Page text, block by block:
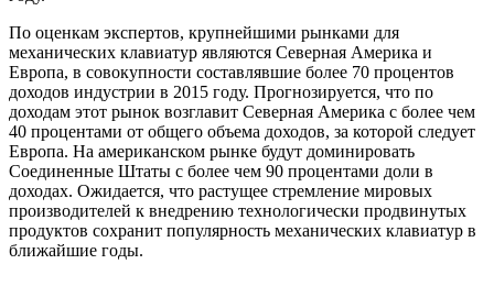
По оценкам экспертов, крупнейшими рынками для
механических клавиатур являются Северная Америка и
Европа, в совокупности составлявшие более 70 процентов
доходов индустрии в 2015 году. Прогнозируется, что по
доходам этот рынок возглавит Северная Америка с более чем
40 процентами от общего объема доходов, за которой следует
Европа. На американском рынке будут доминировать
Соединенные Штаты с более чем 90 процентами доли в
доходах. Ожидается, что растущее стремление мировых
производителей к внедрению технологически продвинутых
продуктов сохранит популярность механических клавиатур в
ближайшие годы.